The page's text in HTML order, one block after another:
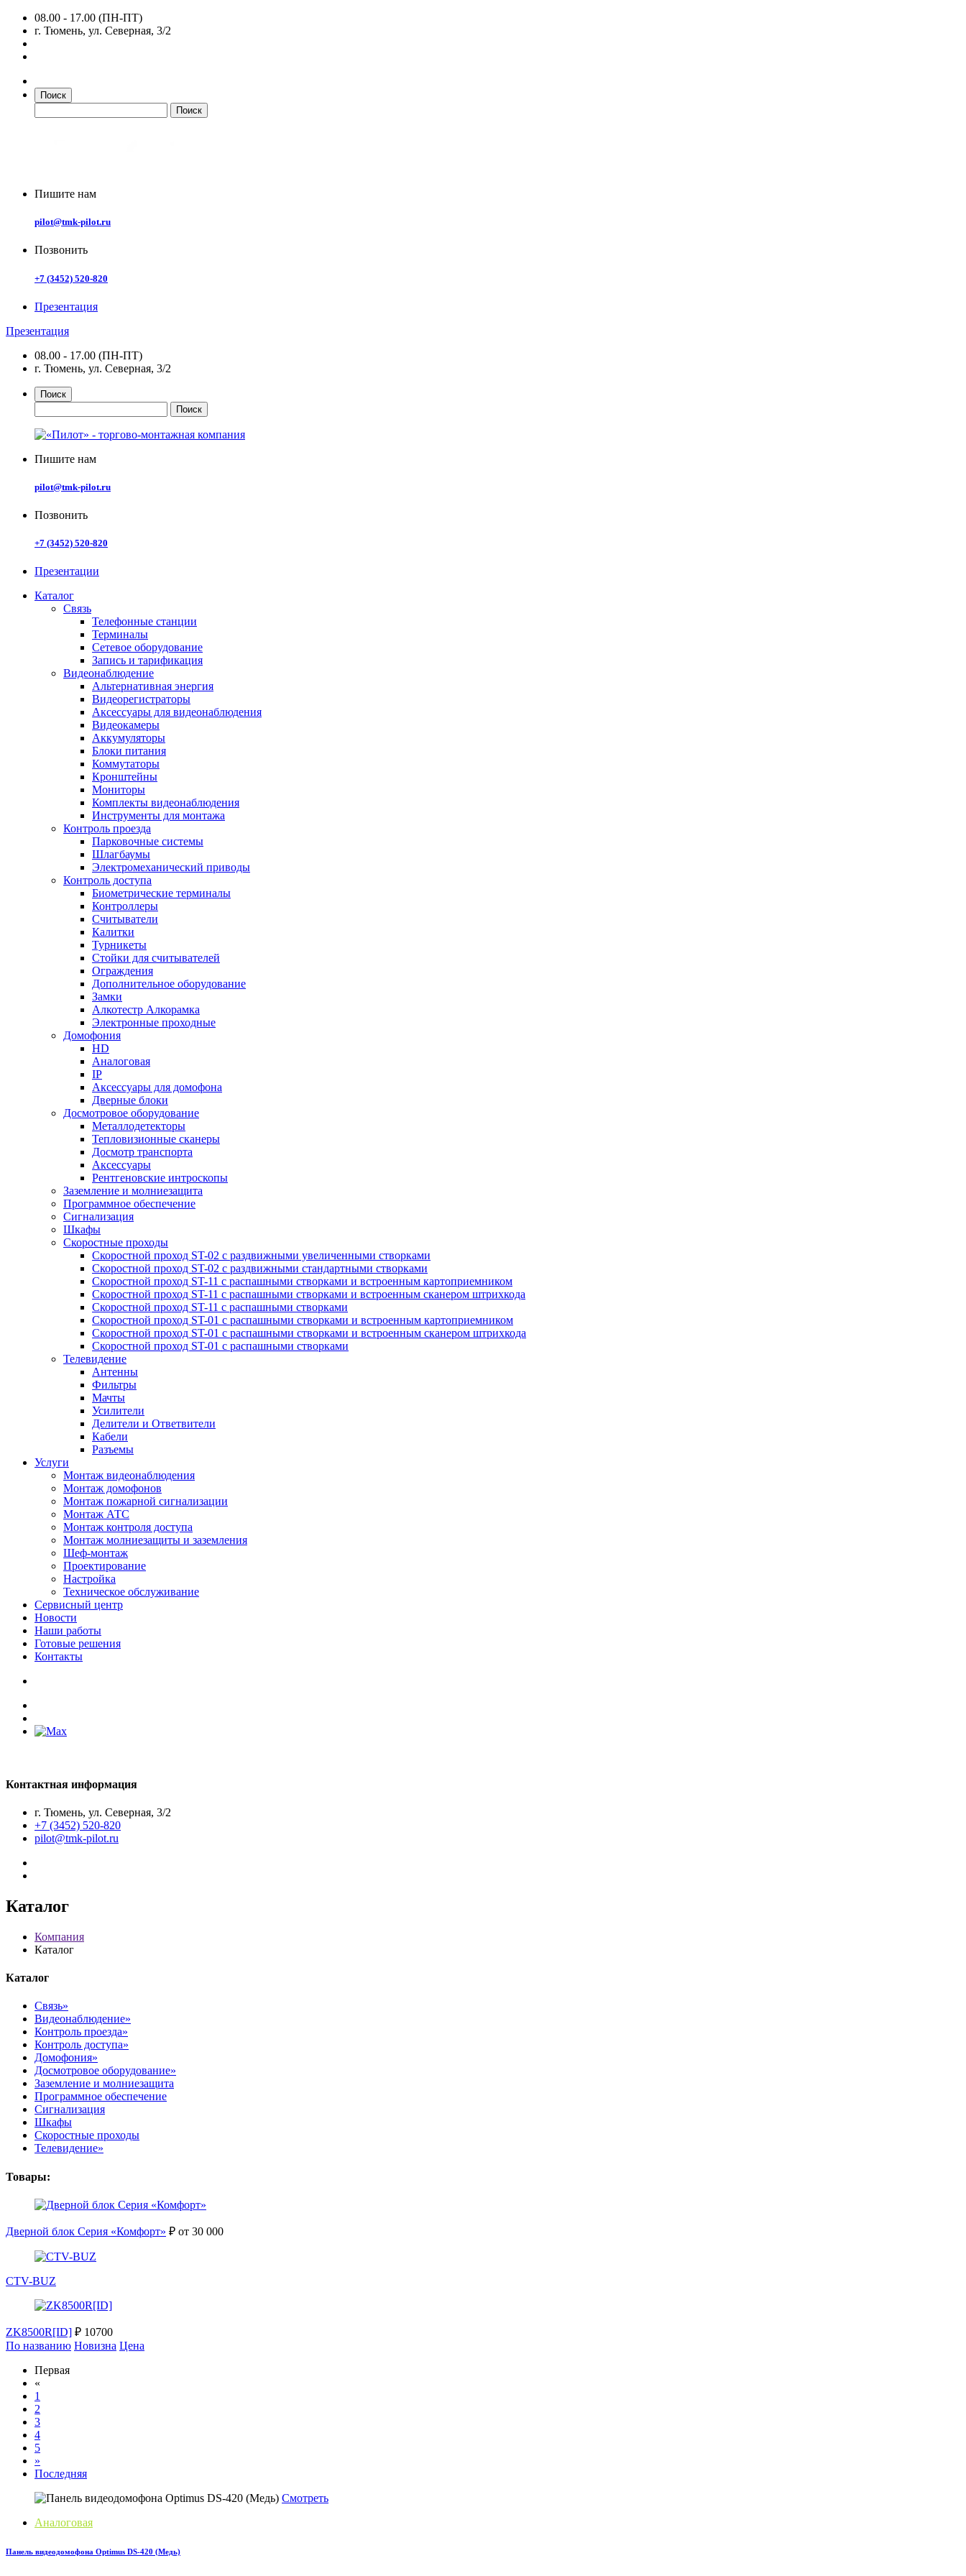
08.00 - 17.00 (ПН-ПТ)
г. Тюмень, ул. Северная, 3/2
Поиск
Пишите нам
pilot@tmk-pilot.ru
Позвонить
+7 (3452) 520-820
Презентация
Презентация
08.00 - 17.00 (ПН-ПТ)
г. Тюмень, ул. Северная, 3/2
Поиск
Пишите нам
pilot@tmk-pilot.ru
Позвонить
+7 (3452) 520-820
Презентации
Каталог
Связь
Телефонные станции
Терминалы
Сетевое оборудование
Запись и тарификация
Видеонаблюдение
Альтернативная энергия
Видеорегистраторы
Аксессуары для видеонаблюдения
Видеокамеры
Аккумуляторы
Блоки питания
Коммутаторы
Кронштейны
Мониторы
Комплекты видеонаблюдения
Инструменты для монтажа
Контроль проезда
Парковочные системы
Шлагбаумы
Электромеханический приводы
Контроль доступа
Биометрические терминалы
Контроллеры
Считыватели
Калитки
Турникеты
Стойки для считывателей
Ограждения
Дополнительное оборудование
Замки
Алкотестр Алкорамка
Электронные проходные
Домофония
HD
Аналоговая
IP
Аксессуары для домофона
Дверные блоки
Досмотровое оборудование
Металлодетекторы
Тепловизионные сканеры
Досмотр транспорта
Аксессуары
Рентгеновские интроскопы
Заземление и молниезащита
Программное обеспечение
Сигнализация
Шкафы
Скоростные проходы
Скоростной проход ST-02 с раздвижными увеличенными створками
Скоростной проход ST-02 с раздвижными стандартными створками
Скоростной проход ST-11 с распашными створками и встроенным картоприемником
Скоростной проход ST-11 с распашными створками и встроенным сканером штрихкода
Скоростной проход ST-11 с распашными створками
Скоростной проход ST-01 с распашными створками и встроенным картоприемником
Скоростной проход ST-01 с распашными створками и встроенным сканером штрихкода
Скоростной проход ST-01 с распашными створками
Телевидение
Антенны
Фильтры
Мачты
Усилители
Делители и Ответвители
Кабели
Разъемы
Услуги
Монтаж видеонаблюдения
Монтаж домофонов
Монтаж пожарной сигнализации
Монтаж АТС
Монтаж контроля доступа
Монтаж молниезащиты и заземления
Шеф-монтаж
Проектирование
Настройка
Техническое обслуживание
Сервисный центр
Новости
Наши работы
Готовые решения
Контакты
Контактная информация
г. Тюмень, ул. Северная, 3/2
+7 (3452) 520-820
pilot@tmk-pilot.ru
Каталог
Компания
Каталог
Каталог
Связь»
Видеонаблюдение»
Контроль проезда»
Контроль доступа»
Домофония»
Досмотровое оборудование»
Заземление и молниезащита
Программное обеспечение
Сигнализация
Шкафы
Скоростные проходы
Телевидение»
Товары:
Дверной блок Серия «Комфорт» ₽ от 30 000
CTV-BUZ
ZK8500R[ID] ₽ 10700
По названию Новизна Цена
Первая
«
1
2
3
4
5
»
Последняя
Смотреть
Аналоговая
Панель видеодомофона Optimus DS-420 (Медь)